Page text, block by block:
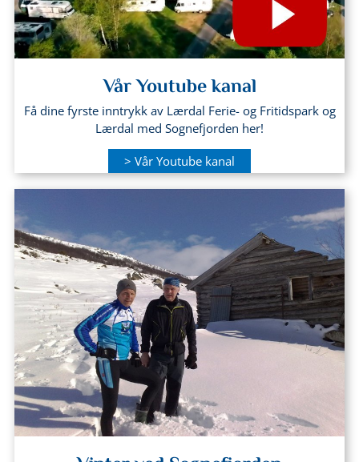
Vår Youtube kanal
Få dine fyrste inntrykk av Lærdal Ferie- og Fritidspark og
Lærdal med Sognefjorden her!
> Vår Youtube kanal